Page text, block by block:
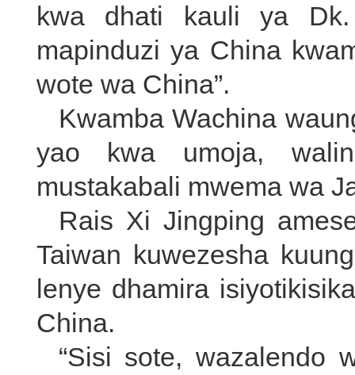
kwa dhati kauli ya Dk.
mapinduzi ya China
wote wa China”.
Kwamba Wachina
yao kwa umoja,
mustakabali mwema wa
Rais Xi Jingping
Taiwan kuwezesha
lenye dhamira
China.
“Sisi sote, wazalendo